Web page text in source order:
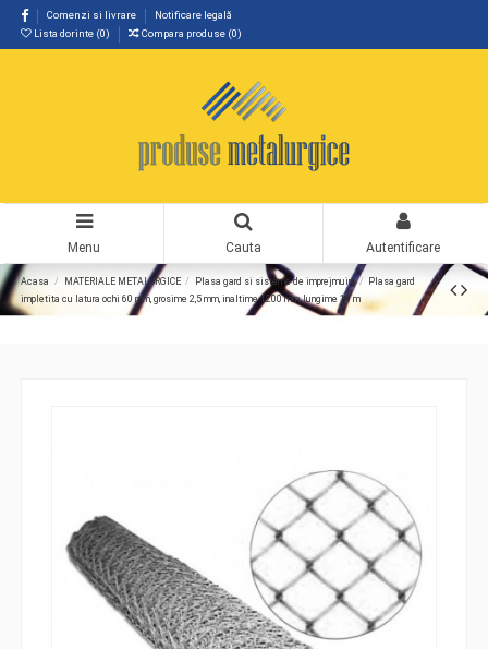
Comenzi si livrare
Notificare legală
Lista dorinte (0) Compara produse (0)
Menu Cauta Autentificare
Acasa MATERIALE METALURGICE Plasa gard si sisteme de imprejmuiri
Plasa gard
impletita cu latura ochi 60 mm, grosime 2,5 mm, inaltime 1200 mm, lungime 10 m